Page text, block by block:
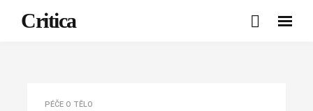
Critica
PÉČE O TĚLO